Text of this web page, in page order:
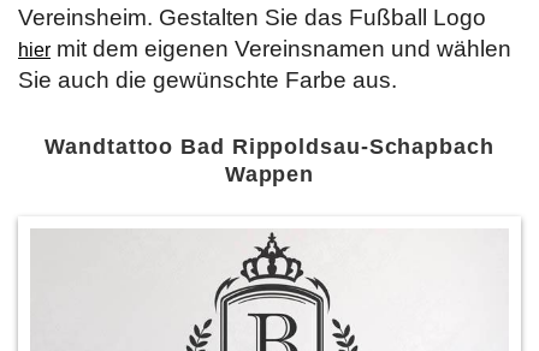
Vereinsheim. Gestalten Sie das Fußball Logo
hier mit dem eigenen Vereinsnamen und wählen
Sie auch die gewünschte Farbe aus.
Wandtattoo Bad Rippoldsau-Schapbach
Wappen